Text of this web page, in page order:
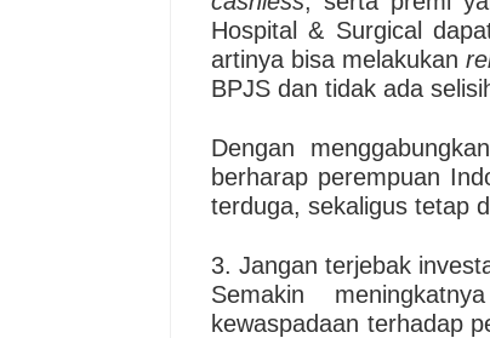
Hospital & Surgical
artinya bisa melakukan
BPJS dan tidak ada
Dengan
berharap perempuan
terduga, sekaligus tetap
3. Jangan terjebak
Semakin
kewaspadaan terhadap